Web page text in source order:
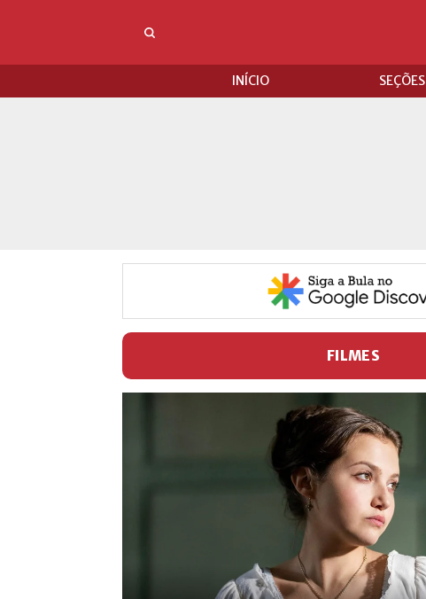
INÍCIO SEÇÕES
FILMES